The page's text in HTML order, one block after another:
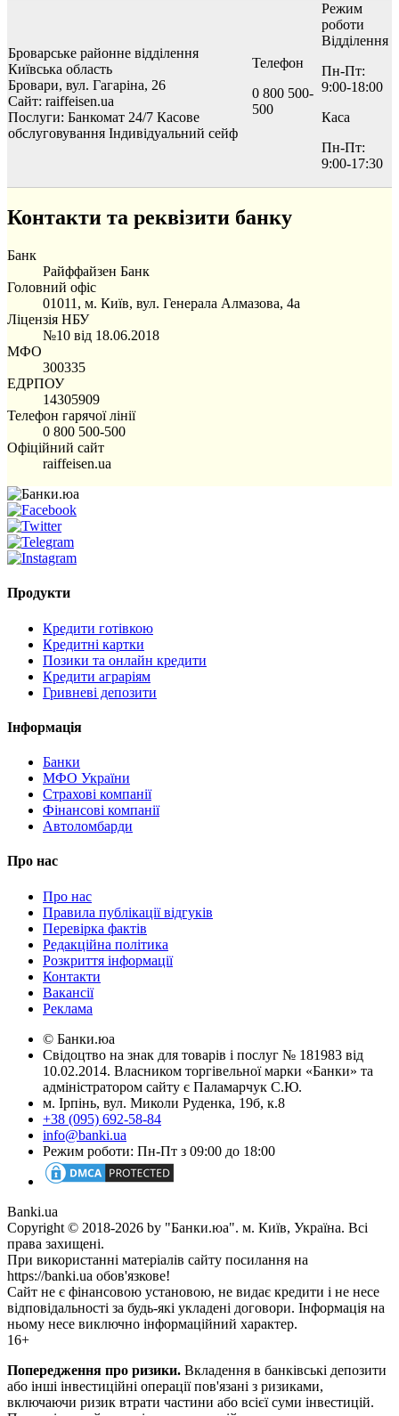
Броварське районне відділення
Київська область
Бровари, вул. Гагаріна, 26
Сайт: raiffeisen.ua
Послуги: Банкомат 24/7 Касове
обслуговування Індивідуальний сейф
Телефон
0 800 500-
500
Режим
роботи
Відділення
Пн-Пт:
9:00-18:00
Каса
Пн-Пт:
9:00-17:30
Контакти та реквізити банку
Банк
Райффайзен Банк
Головний офіс
01011, м. Київ, вул. Генерала Алмазова, 4а
Ліцензія НБУ
№10 від 18.06.2018
МФО
300335
ЕДРПОУ
14305909
Телефон гарячої лінії
0 800 500-500
Офіційний сайт
raiffeisen.ua
Продукти
Кредити готівкою
Кредитні картки
Позики та онлайн кредити
Кредити аграріям
Гривневі депозити
Інформація
Банки
МФО України
Страхові компанії
Фінансові компанії
Автоломбарди
Про нас
Про нас
Правила публікації відгуків
Перевірка фактів
Редакційна політика
Розкриття інформації
Контакти
Вакансії
Реклама
© Банки.юа
Свідоцтво на знак для товарів і послуг № 181983 від
10.02.2014. Власником торгівельної марки «Банки» та
адміністратором сайту є Паламарчук С.Ю.
м. Ірпінь, вул. Миколи Руденка, 19б, к.8
+38 (095) 692-58-84
info@banki.ua
Режим роботи: Пн-Пт з 09:00 до 18:00
Banki.ua
Copyright © 2018-2026 by "Банки.юа". м. Київ, Україна. Всі
права захищені.
При використанні матеріалів сайту посилання на
https://banki.ua обов'язкове!
Сайт не є фінансовою установою, не видає кредити і не несе
відповідальності за будь-які укладені договори. Інформація на
ньому несе виключно інформаційний характер.
16+
Попередження про ризики. Вкладення в банківські депозити
або інші інвестиційні операції пов'язані з ризиками,
включаючи ризик втрати частини або всієї суми інвестицій.